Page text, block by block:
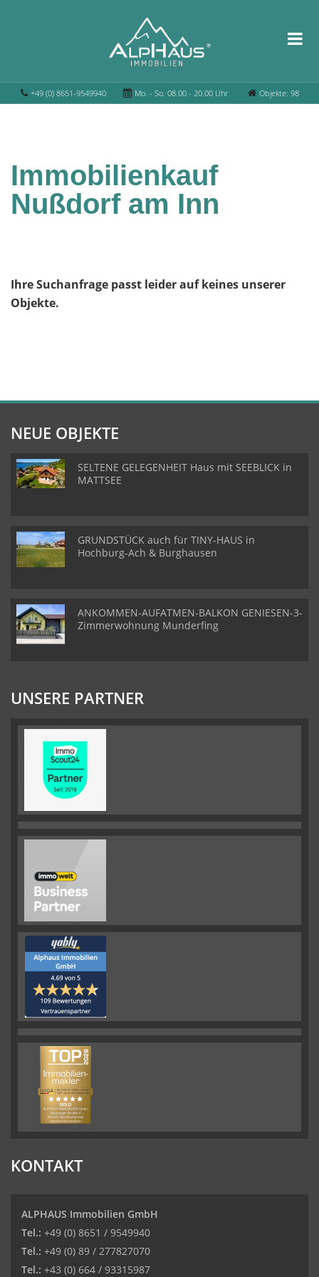
+49 (0) 8651-9549940 Mo. - So. 08.00 - 20.00 Uhr Objekte: 98
Immobilienkauf
Nußdorf am Inn
Ihre Suchanfrage passt leider auf keines unserer
Objekte.
NEUE OBJEKTE
SELTENE GELEGENHEIT Haus mit SEEBLICK in
MATTSEE
GRUNDSTÜCK auch für TINY-HAUS in
Hochburg-Ach & Burghausen
ANKOMMEN-AUFATMEN-BALKON GENIESEN-3-
Zimmerwohnung Munderfing
UNSERE PARTNER
KONTAKT
ALPHAUS Immobilien GmbH
Tel.: +49 (0) 8651 / 9549940
Tel.: +49 (0) 89 / 277827070
Tel.: +43 (0) 664 / 93315987